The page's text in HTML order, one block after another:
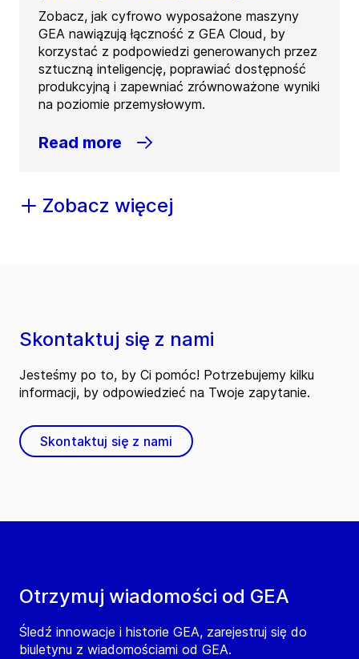
Zobacz, jak cyfrowo wyposażone maszyny
GEA nawiązują łączność z GEA Cloud, by
korzystać z podpowiedzi generowanych przez
sztuczną inteligencję, poprawiać dostępność
produkcyjną i zapewniać zrównoważone wyniki
na poziomie przemysłowym.
Read more
Zobacz więcej
Otrzymuj wiadomości od GEA
Śledź innowacje i historie GEA, zarejestruj się do
biuletynu z wiadomościami od GEA.
Skontaktuj się z nami
Jesteśmy po to, by Ci pomóc! Potrzebujemy kilku
informacji, by odpowiedzieć na Twoje zapytanie.
Skontaktuj się z nami